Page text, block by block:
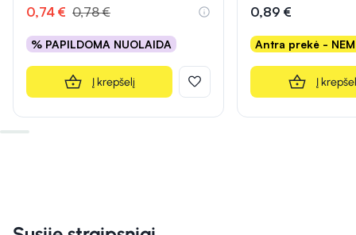
0,74 € 0,78 €
% PAPILDOMA NUOLAIDA
Į krepšelį
0,89 €
Antra prekė -
Į